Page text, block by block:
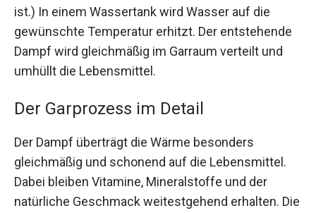
ist.) In einem Wassertank wird Wasser auf die
gewünschte Temperatur erhitzt. Der entstehende
Dampf wird gleichmäßig im Garraum verteilt und
umhüllt die Lebensmittel.
Der Garprozess im Detail
Der Dampf überträgt die Wärme besonders
gleichmäßig und schonend auf die Lebensmittel.
Dabei bleiben Vitamine, Mineralstoffe und der
natürliche Geschmack weitestgehend erhalten. Die